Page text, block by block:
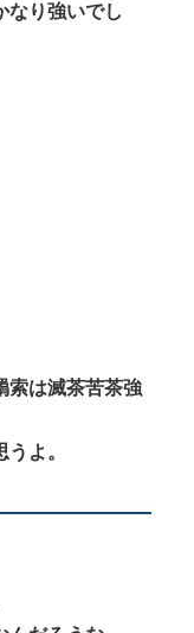
なり強いでし
索は滅茶苦茶強
よ。